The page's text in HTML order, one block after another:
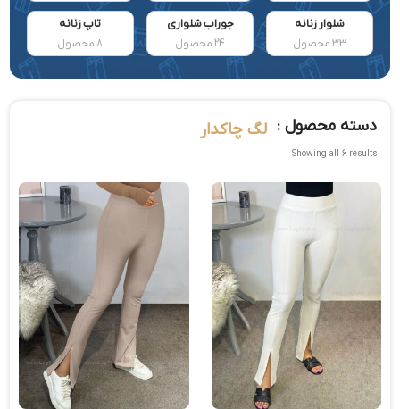
شلوار زنانه
33 محصول
جوراب شلواری
24 محصول
تاپ زنانه
8 محصول
دسته محصول : لگ چاکدار
Showing all 6 results